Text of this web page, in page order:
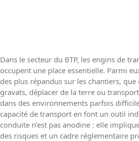
Dans le secteur du BTP, les engins de
occupent une place essentielle. Parmi
des plus répandus sur les chantiers,
gravats, déplacer de la terre ou
dans des environnements parfois
capacité de transport en font un outil
conduite n’est pas anodine : elle
des risques et un cadre réglementaire